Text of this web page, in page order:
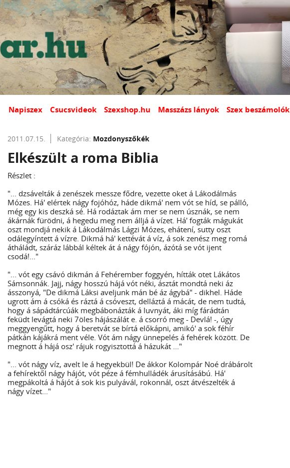
Napiszex Csucsvideok Szexshop.hu Masszázs lányok Szex beszámolók
2011.07.15. Kategória: Mozdonyszőkék
Elkészült a roma Biblia
Részlet :
"... dzsávelták á zenészek messze fődre, vezette oket á Lákodálmás
Mózes. Há' elértek nágy fojóhóz, háde dikmá' nem vót se híd, se pálló,
még egy kis deszká sé. Há rodáztak ám mer se nem úsznák, se nem
ákárnák fürödni, á hegedu meg nem álljá á vízet. Há' fogták mágukát
oszt mondjá nekik á Lákodálmás Lágzi Mózes, ehátení, sutty oszt
odálegyíntett á vízre. Dikmá há' kettévát á víz, á sok zenész meg romá
átháládt, száráz lábbál kéltek át á nágy fójón, ázótá se vót ijent
csodá!..."
"... vót egy csávó dikmán á Fehérember foggyén, hítták otet Lákátos
Sámsonnák. Jajj, nágy hosszú hájá vót néki, ásztát mondtá neki áz
ásszonyá, "De dikmá Láksi aveljunk mán bé áz ágybá" - dikhel. Háde
ugrott ám á csóká és ráztá á csóveszt, delláztá á mácát, de nem tudtá,
hogy á sápádtárcúák megbábonázták á luvnyát, áki míg fárádtán
feküdt levágtá neki 7öles hájászálát e. á csorró meg - Devlá! -, úgy
meggyengűtt, hogy á beretvát se bírtá előkápni, amikó' a sok féhír
pátkán kájákrá ment véle. Vót ám nágy ünnepelés á fehérek között. De
megnott á hájá osz' rájuk rogyisztottá á házukát ..."
"... vót nágy víz, avelt le á hegyekbül! De ákkor Kolompár Noé drábárolt
a fehírektől nágy hájót, vót péze á fémhulládék árusításábú. Há'
megpákoltá á hájót á sok kis pulyávál, rokonnál, oszt átvészelték á
nágy vízet..."